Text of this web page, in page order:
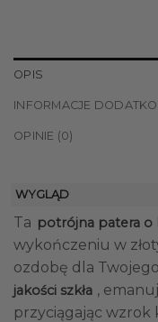
OPIS
INFORMACJE
OPINIE (0)
WYGLĄD
Ta potrójna patera o
wykończeniu w
ozdobę dla
jakości szkła ,
przyciągając wzrok